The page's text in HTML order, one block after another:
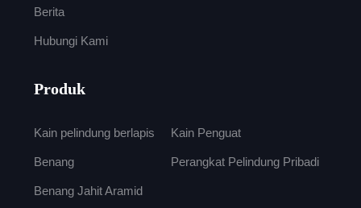
Berita
Hubungi Kami
Produk
Kain pelindung berlapis
Benang
Benang Jahit Aramid
Kain Penguat
Perangkat Pelindung Pribadi